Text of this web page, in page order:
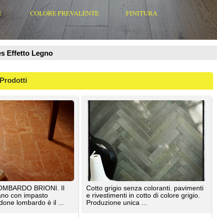
Il
...
Cotto grigio senza coloranti. pavimenti
e rivestimenti in cotto di colore grigio.
Produzione unica ...
Fornace Brioni Srl